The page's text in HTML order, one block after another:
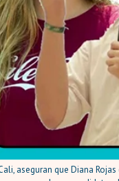
aseguran que Diana